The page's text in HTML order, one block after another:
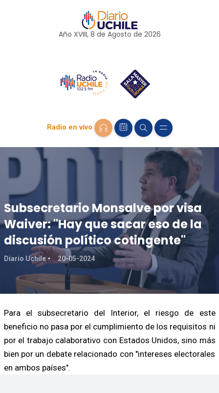
Año XVIII, 8 de Agosto de 2026
Radio en vivo
Subsecretario Monsalve por visa
Waiver: "Hay que sacar eso de la
discusión político cotingente"
Diario Uchile 20-05-2024
Para el subsecretario del Interior, el riesgo de este
beneficio no pasa por el cumplimiento de los requisitos ni
por el trabajo calaborativo con Estados Unidos, sino más
bien por un debate relacionado con "intereses electorales
en ambos países".